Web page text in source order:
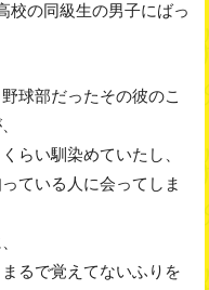
校の同級生の男子にばっ
球部だったその彼のこ
らい馴染めていたし、
ている人に会ってしま
るで覚えてないふりを